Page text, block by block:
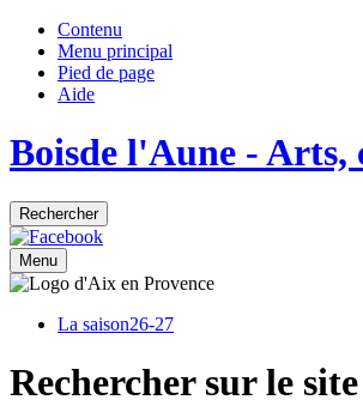
Contenu
Menu principal
Pied de page
Aide
Boisde l'Aune - Arts,
Rechercher
Menu
La saison26-27
Rechercher sur le